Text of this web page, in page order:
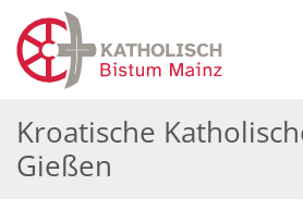
Zum Inhalt springen
Kroatische
Gießen